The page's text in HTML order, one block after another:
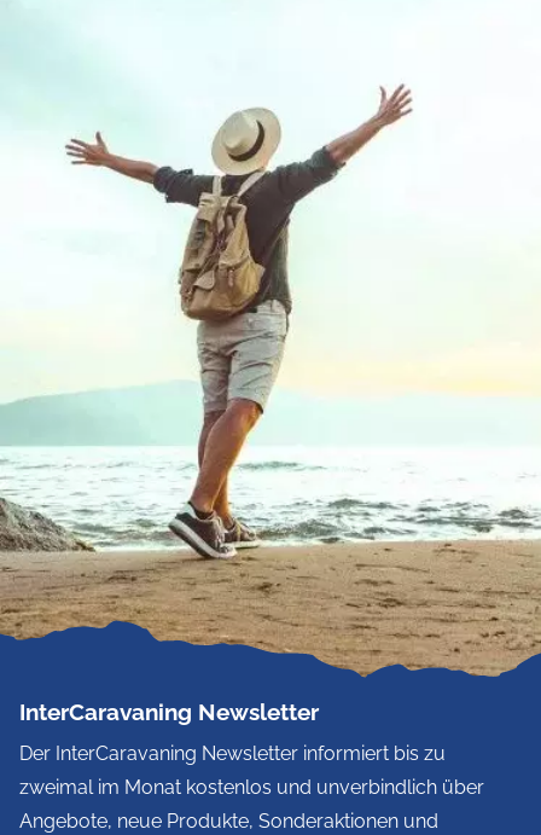
InterCaravaning Newsletter
Der InterCaravaning Newsletter informiert bis zu
zweimal im Monat kostenlos und unverbindlich über
Angebote, neue Produkte, Sonderaktionen und